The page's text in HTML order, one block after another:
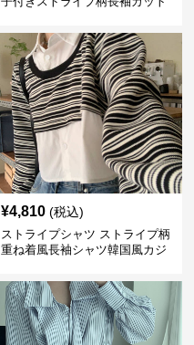
¥4,810 (税込)
ストライプシャツ ストライプ柄
重ね着風長袖シャツ韓国風カジ